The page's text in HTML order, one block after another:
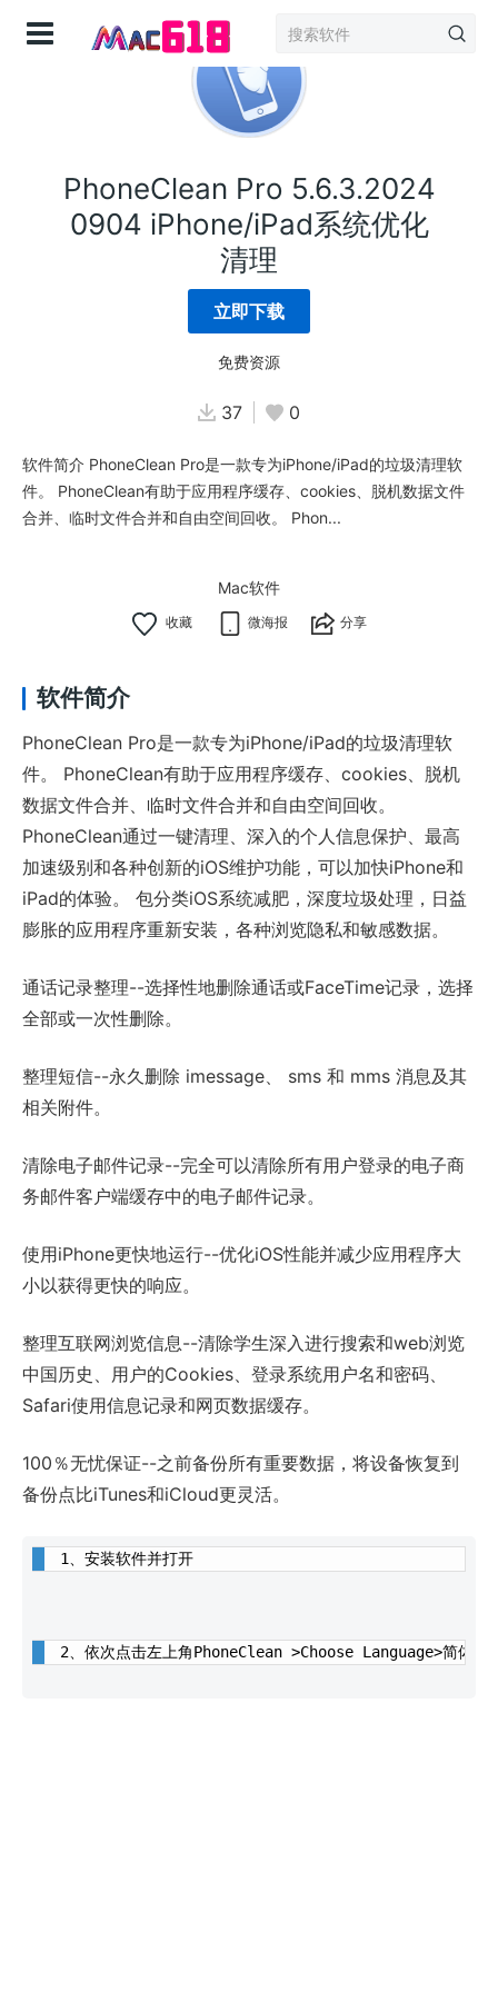
PhoneClean Pro 5.6.3.2024
0904 iPhone/iPad系统优化
清理
立即下载
免费资源
37 0
软件简介 PhoneClean Pro是一款专为iPhone/iPad的垃圾清理软
件。 PhoneClean有助于应用程序缓存、cookies、脱机数据文件
合并、临时文件合并和自由空间回收。 Phon...
Mac软件
微海报 分享
软件简介
PhoneClean Pro是一款专为iPhone/iPad的垃圾清理软
件。 PhoneClean有助于应用程序缓存、cookies、脱机
数据文件合并、临时文件合并和自由空间回收。
PhoneClean通过一键清理、深入的个人信息保护、最高
加速级别和各种创新的iOS维护功能，可以加快iPhone和
iPad的体验。 包分类iOS系统减肥，深度垃圾处理，日益
膨胀的应用程序重新安装，各种浏览隐私和敏感数据。
通话记录整理--选择性地删除通话或FaceTime记录，选择
全部或一次性删除。
整理短信--永久删除 imessage、 sms 和 mms 消息及其
相关附件。
清除电子邮件记录--完全可以清除所有用户登录的电子商
务邮件客户端缓存中的电子邮件记录。
使用iPhone更快地运行--优化iOS性能并减少应用程序大
小以获得更快的响应。
整理互联网浏览信息--清除学生深入进行搜索和web浏览
中国历史、用户的Cookies、登录系统用户名和密码、
Safari使用信息记录和网页数据缓存。
100％无忧保证--之前备份所有重要数据，将设备恢复到
备份点比iTunes和iCloud更灵活。
1、安装软件并打开
2、依次点击左上角PhoneClean >Choose Language>简体